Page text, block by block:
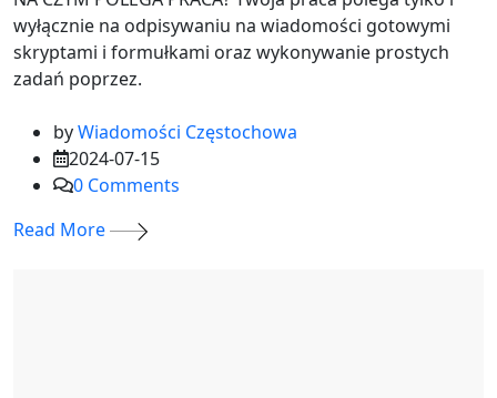
wyłącznie na odpisywaniu na wiadomości gotowymi
skryptami i formułkami oraz wykonywanie prostych
zadań poprzez.
byWiadomości Częstochowa
2024-07-15
0 Comments
Read More